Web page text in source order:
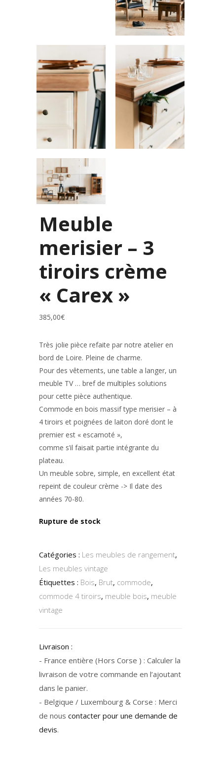
Meuble
merisier – 3
tiroirs crème
« Carex »
385,00€
Très jolie pièce refaite par notre atelier en
bord de Loire. Pleine de charme.
Pour des vêtements, une table a langer, un
meuble TV … bref de multiples solutions
pour cette pièce authentique.
Commode en bois massif type merisier – à
4 tiroirs et poignées de laiton doré dont le
premier est « escamoté »,
comme s’il faisait partie intégrante du
plateau.
Un meuble sobre, simple, en excellent état
repeint de couleur crème -> Il date des
années 70-80.
Rupture de stock
Catégories : Les meubles de rangement,
Les meubles vintage
Étiquettes : Bois, Brut, commode,
commode 4 tiroirs, meuble bois, meuble
vintage
Livraison :
- France entière (Hors Corse ) : Calculer la
livraison de votre commande en l’ajoutant
dans le panier.
- Belgique / Luxembourg & Corse : Merci
de nous contacter pour une demande de
devis.